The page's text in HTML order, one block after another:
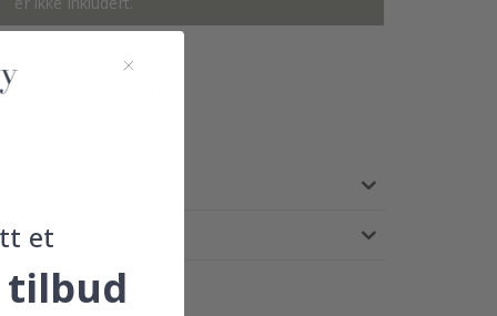
et
tilbud